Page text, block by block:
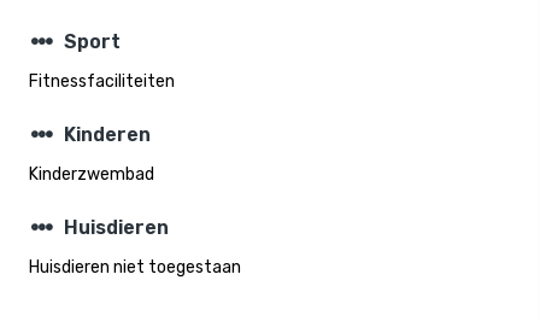
steppers Sport
Fitnessfaciliteiten
steppers Kinderen
Kinderzwembad
steppers Huisdieren
Huisdieren niet toegestaan